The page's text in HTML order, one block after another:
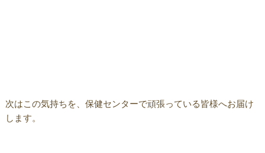
次はこの気持ちを、保健センターで頑張っている皆様へお届け
します。